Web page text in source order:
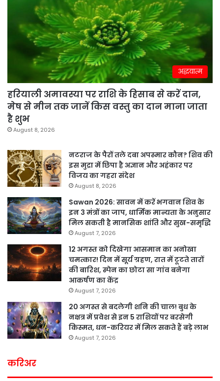
अद्धयात्म
हरियाली अमावस्या पर राशि के हिसाब से करें दान,
मेष से मीन तक जानें किस वस्तु का दान माना जाता
है शुभ
August 8, 2026
नटराज के पैरों तले दबा अपस्मार कौन? शिव की
इस मुद्रा में छिपा है अज्ञान और अहंकार पर
विजय का गहरा संदेश
August 8, 2026
Sawan 2026: सावन में करें भगवान शिव के
इन 3 मंत्रों का जाप, धार्मिक मान्यता के अनुसार
मिल सकती है मानसिक शांति और सुख-समृद्धि
August 7, 2026
12 अगस्त को दिखेगा आसमान का अनोखा
चमत्कार! दिन में सूर्य ग्रहण, रात में टूटते तारों
की बारिश, स्पेन का छोटा सा गांव बनेगा
आकर्षण का केंद्र
August 7, 2026
20 अगस्त से बदलेगी शनि की चाल! बुध के
नक्षत्र में प्रवेश से इन 5 राशियों पर बरसेगी
किस्मत, धन-करियर में मिल सकते हैं बड़े लाभ
August 7, 2026
करिअर